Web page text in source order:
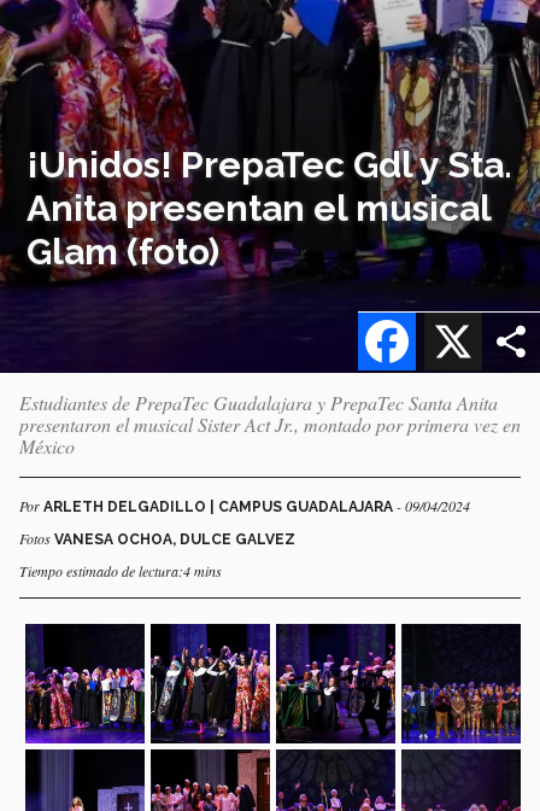
¡Unidos! PrepaTec Gdl y Sta.
Anita presentan el musical
Glam (foto)
X
Facebook
Estudiantes de PrepaTec Guadalajara y PrepaTec Santa Anita
presentaron el musical Sister Act Jr., montado por primera vez en
México
Por ARLETH DELGADILLO | CAMPUS GUADALAJARA - 09/04/2024
Fotos VANESA OCHOA, DULCE GALVEZ
Tiempo estimado de lectura:4 mins